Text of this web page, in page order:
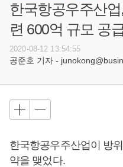
한국항공우주산
련 600억 규모 공
2020-08-12 13:54:55
공준호 기자 -
한국항공우주산업이 방
약을 맺었다.